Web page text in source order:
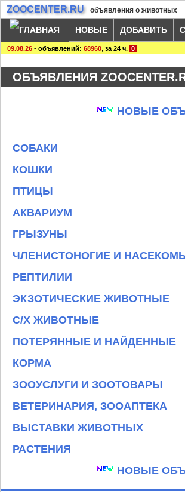
ZOOCENTER.RU объявления о животных
НОВЫЕ ДОБАВИТЬ
09.08.26 - объявлений: 68960 за 24 ч. 0
ОБЪЯВЛЕНИЯ
НОВЫЕ
СОБАКИ
КОШКИ
ПТИЦЫ
АКВАРИУМ
ГРЫЗУНЫ
ЧЛЕНИСТОНОГИЕ И
РЕПТИЛИИ
ЭКЗОТИЧЕСКИЕ ЖИВОТНЫЕ
С/Х ЖИВОТНЫЕ
ПОТЕРЯННЫЕ И НАЙДЕННЫЕ
КОРМА
ЗООУСЛУГИ И ЗООТОВАРЫ
ВЕТЕРИНАРИЯ, ЗООАПТЕКА
ВЫСТАВКИ ЖИВОТНЫХ
РАСТЕНИЯ
НОВЫЕ